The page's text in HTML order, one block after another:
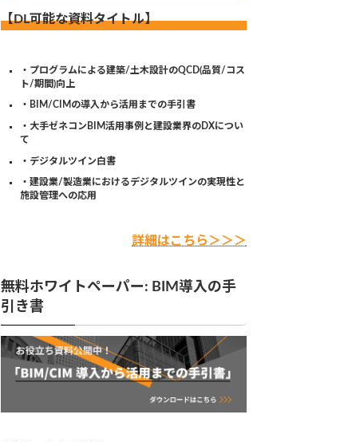
【DL可能な資料タイトル】
・プログラムによる建築/土木設計のQCD(品質/コス
ト/期間)向上
・BIM/CIMの導入から活用までの手引書
・大手ゼネコンBIM活用事例と建設業界のDXについ
て
・デジタルツイン白書
・建設業/製造業におけるデジタルツインの実現性と
施設管理への応用
詳細はこちら＞＞＞
無料ホワイトペーパー: BIM導入の手
引き書